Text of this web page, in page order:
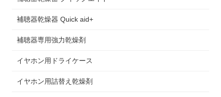
補聴器乾燥器 Quick aid+
補聴器専用強力乾燥剤
イヤホン用ドライケース
イヤホン用詰替え乾燥剤